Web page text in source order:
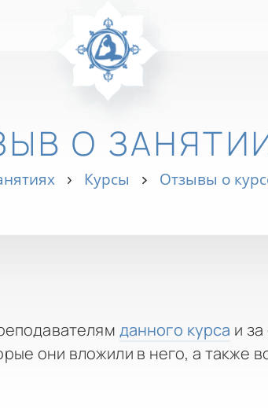
О
Курсы Отзывы о
данного курса и
они вложили в него, а также